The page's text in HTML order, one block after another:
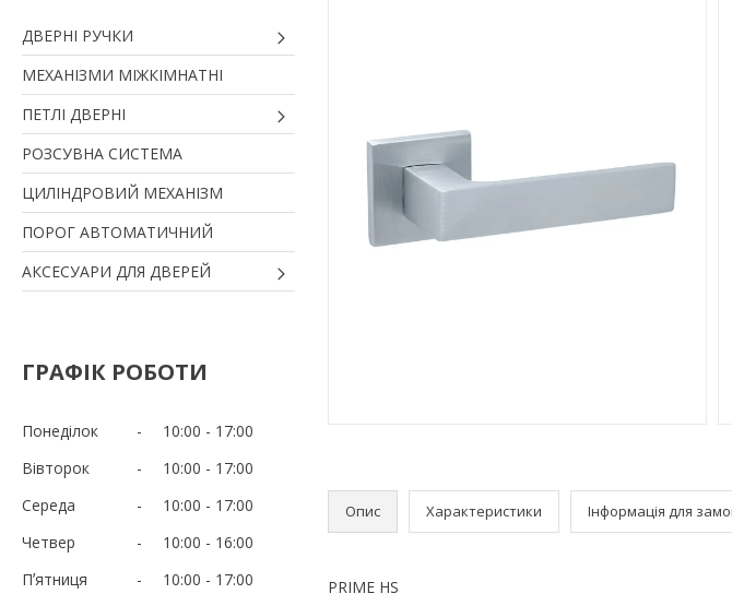
ДВЕРНІ РУЧКИ
МЕХАНІЗМИ МІЖКІМНАТНІ
ПЕТЛІ ДВЕРНІ
РОЗСУВНА СИСТЕМА
ЦИЛІНДРОВИЙ МЕХАНІЗМ
ПОРОГ АВТОМАТИЧНИЙ
АКСЕСУАРИ ДЛЯ ДВЕРЕЙ
ГРАФІК РОБОТИ
Понеділок 10:00
17:00
Вівторок
10:00
17:00
Середа
10:00
17:00
Четвер
10:00
16:00
Пʼятниця
10:00
17:00
Опис Характеристики Інформація для
PRIME HS